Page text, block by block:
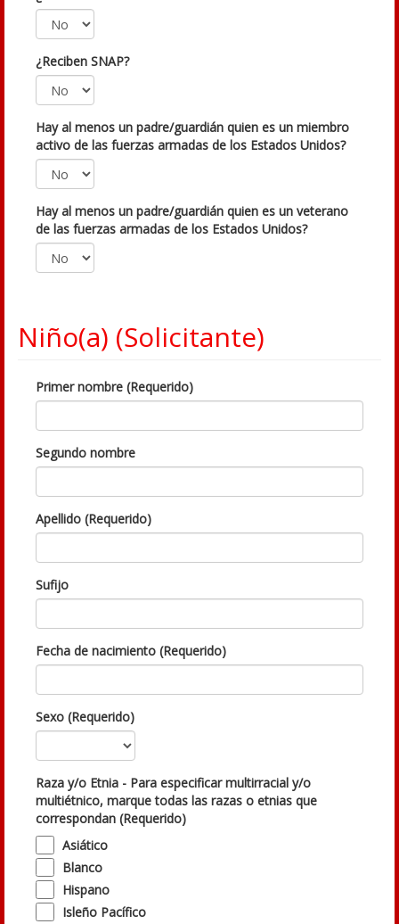
¿Reciben SNAP?
Hay al menos un padre/guardián quien es un miembro
activo de las fuerzas armadas de los Estados Unidos?
Hay al menos un padre/guardián quien es un veterano
de las fuerzas armadas de los Estados Unidos?
Niño(a) (Solicitante)
Primer nombre (Requerido)
Segundo nombre
Apellido (Requerido)
Sufijo
Fecha de nacimiento (Requerido)
Sexo (Requerido)
Raza y/o Etnia - Para especificar multirracial y/o
multiétnico, marque todas las razas o etnias que
correspondan (Requerido)
Asiático
Blanco
Hispano
Isleño Pacífico